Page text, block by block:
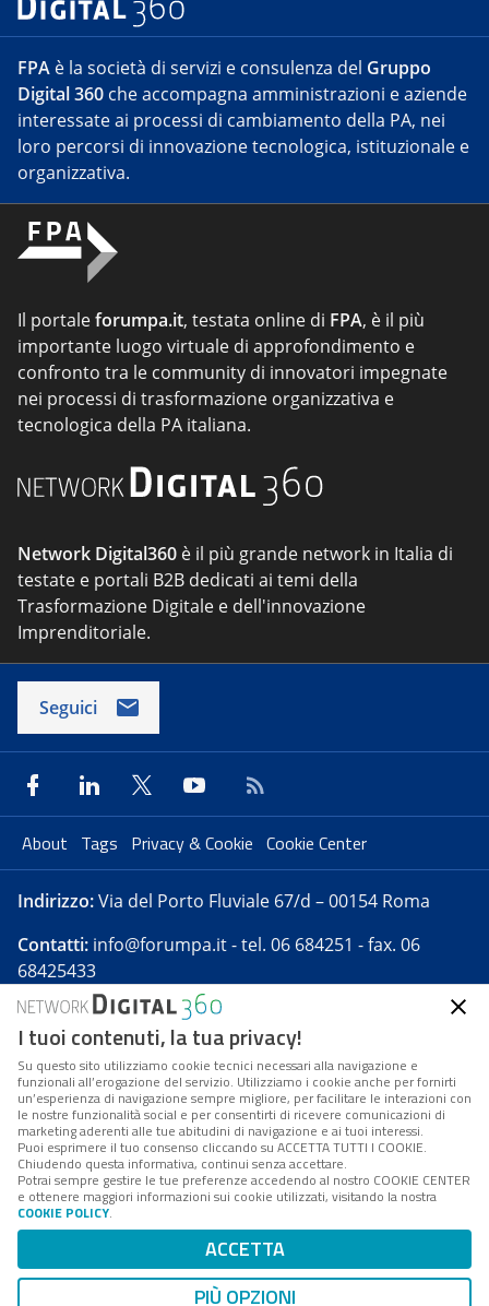
FPA è la società di servizi e consulenza del Gruppo
Digital 360 che accompagna amministrazioni e aziende
interessate ai processi di cambiamento della PA, nei
loro percorsi di innovazione tecnologica, istituzionale e
organizzativa.
Il portaleforumpa.it, testata online di FPA, è il più
importante luogo virtuale di approfondimento e
confronto tra le community di innovatori impegnate
nei processi di trasformazione organizzativa e
tecnologica della PA italiana.
Network Digital360 è il più grande network in Italia di
testate e portali B2B dedicati ai temi della
Trasformazione Digitale e dell'innovazione
Imprenditoriale.
Seguici
About Tags Privacy & Cookie Cookie Center
Indirizzo:Via del Porto Fluviale 67/d – 00154 Roma
Contatti: info@forumpa.it- tel. 06 684251 - fax. 06
68425433
Forumpa.itè una pubblicazione telematica iscritta
presso Registro della stampa del Tribunale di Roma -
Reg. n. 182 del 2 maggio 2008 - Direttore resp. Michela
Stentella
FPA s.r.l. è società soggetta a Direzione e
Coordinamento da parte di Digital360 S.p.A. - FPA s.r.l.
è un'azienda certificata per il sistema di management
Codice Fiscale/Partita IVA n. 10693191008 - R.E.A. Roma
n. 1249791. ISP AWS
Mappa del sito
I tuoi contenuti, la tua privacy!
Su questo sito utilizziamo cookie tecnici necessari alla navigazione e
funzionali all’erogazione del servizio. Utilizziamo i cookie anche per fornirti
un’esperienza di navigazione sempre migliore, per facilitare le interazioni con
le nostre funzionalità social e per consentirti di ricevere comunicazioni di
marketing aderenti alle tue abitudini di navigazione e ai tuoi interessi.
Puoi esprimere il tuo consenso cliccando su ACCETTA TUTTI I COOKIE.
Chiudendo questa informativa, continui senza accettare.
Potrai sempre gestire le tue preferenze accedendo al nostro COOKIE CENTER
e ottenere maggiori informazioni sui cookie utilizzati, visitando la nostra
COOKIE POLICY.
ACCETTA
PIÙ OPZIONI